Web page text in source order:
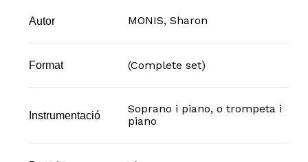
Autor MONIS, Sharon
Format (Complete set)
Instrumentació
Soprano i piano, o trompeta i
piano